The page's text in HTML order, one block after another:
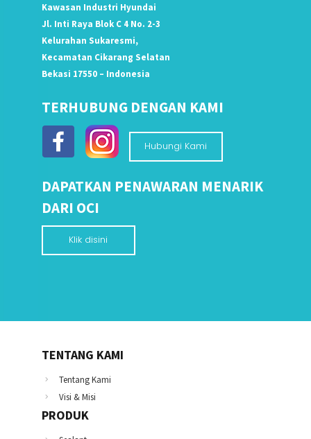
Kawasan Industri Hyundai
Jl. Inti Raya Blok C 4 No. 2-3
Kelurahan Sukaresmi,
Kecamatan Cikarang Selatan
Bekasi 17550 – Indonesia
TERHUBUNG DENGAN KAMI
Hubungi Kami
DAPATKAN PENAWARAN MENARIK
DARI OCI
Klik disini
TENTANG KAMI
Tentang Kami
Visi & Misi
PRODUK